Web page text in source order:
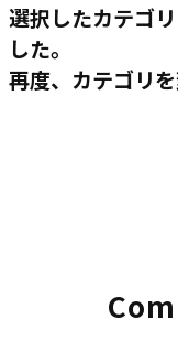
選択したカテゴ
した。
再度、カテゴリ